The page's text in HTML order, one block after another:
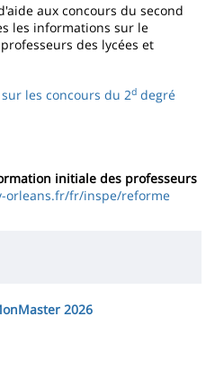
aux concours du second
les informations sur le
des lycées et
les concours du 2d degré
initiale des professeurs
orleans.fr/fr/inspe/reforme
2026